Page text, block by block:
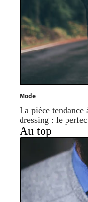
Mode
La pièce tendance
dressing : le
Au top